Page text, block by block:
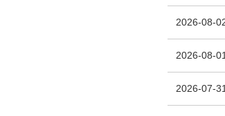
2026-08-
2026-08-01
2026-07-31